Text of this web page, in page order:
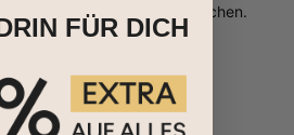
Liebsten eine Freude zu machen.
FÜR DICH